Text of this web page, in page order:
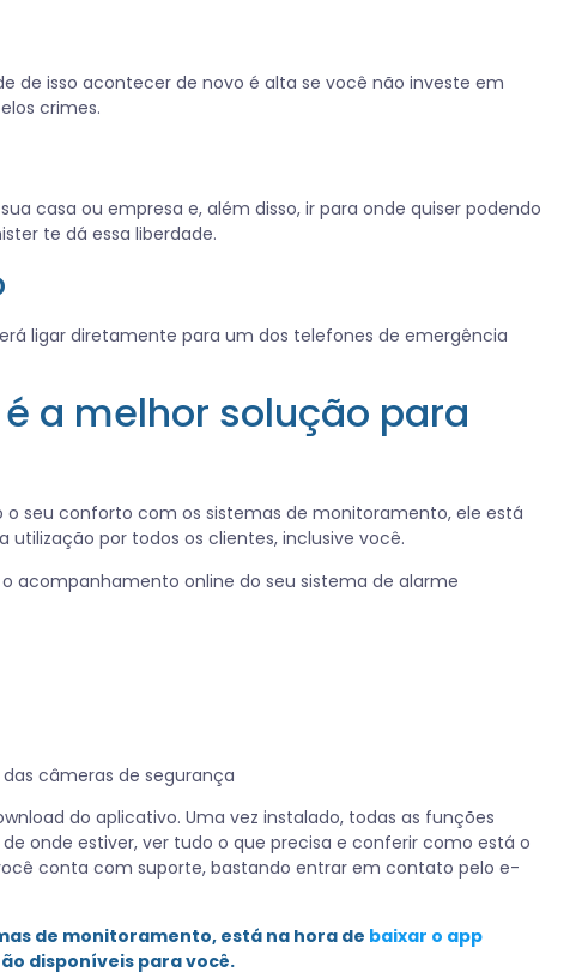
de isso acontecer de novo é alta se você não investe em
crimes.
casa ou empresa e, além disso, ir para onde quiser podendo
te dá essa liberdade.
ligar diretamente para um dos telefones de emergência
a melhor solução para
seu conforto com os sistemas de monitoramento, ele está
por todos os clientes, inclusive você.
acompanhamento online do seu sistema de alarme
câmeras de segurança
do aplicativo. Uma vez instalado, todas as funções
onde estiver, ver tudo o que precisa e conferir como está o
conta com suporte, bastando entrar em contato pelo e-
de monitoramento, está na hora de baixar o app
disponíveis para você.